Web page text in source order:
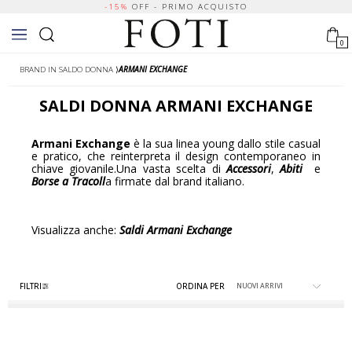
-15% OFF - PRIMO ACQUISTO
0
BRAND IN SALDO DONNA ⟩ARMANI EXCHANGE
SALDI DONNAARMANI EXCHANGE
Armani Exchange è la sua linea young dallo stile casual
e pratico, che reinterpreta il design contemporaneo in
chiave giovanile.Una vasta scelta diAccessori,Abitie
Borse a Tracolla firmate dal brand italiano.
Visualizza anche: Saldi Armani Exchange
FILTRI ORDINA PER